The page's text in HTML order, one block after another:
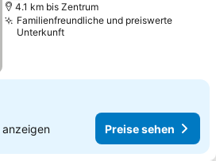
4.1 km bis Zentrum
Familienfreundliche und preiswerte
Unterkunft
anzeigen Preise sehen